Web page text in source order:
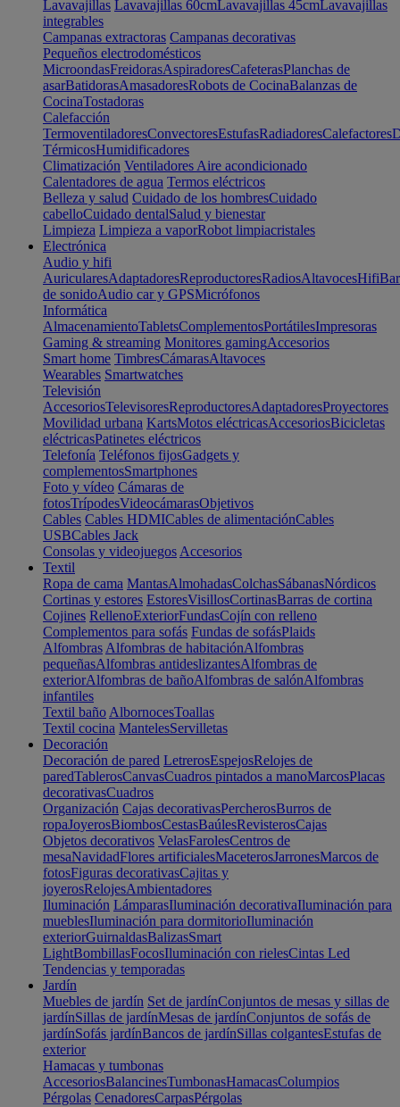
Lavavajillas Lavavajillas 60cmLavavajillas 45cmLavavajillas
integrables
Campanas extractoras Campanas decorativas
Pequeños electrodomésticos
MicroondasFreidorasAspiradoresCafeterasPlanchas de
asarBatidorasAmasadoresRobots de CocinaBalanzas de
CocinaTostadoras
Calefacción
TermoventiladoresConvectoresEstufasRadiadoresCalefactores
TérmicosHumidificadores
Climatización Ventiladores Aire acondicionado
Calentadores de agua Termos eléctricos
Belleza y salud Cuidado de los hombresCuidado
cabelloCuidado dentalSalud y bienestar
Limpieza Limpieza a vaporRobot limpiacristales
Electrónica
Audio y hifi
AuricularesAdaptadoresReproductoresRadiosAltavocesHifi
de sonidoAudio car y GPSMicrófonos
Informática
AlmacenamientoTabletsComplementosPortátilesImpresoras
Gaming & streaming Monitores gamingAccesorios
Smart home TimbresCámarasAltavoces
Wearables Smartwatches
Televisión
AccesoriosTelevisoresReproductoresAdaptadoresProyectores
Movilidad urbana KartsMotos eléctricasAccesoriosBicicletas
eléctricasPatinetes eléctricos
Telefonía Teléfonos fijosGadgets y
complementosSmartphones
Foto y vídeo Cámaras de
fotosTrípodesVideocámarasObjetivos
Cables Cables HDMICables de alimentaciónCables
USBCables Jack
Consolas y videojuegos Accesorios
Textil
Ropa de cama MantasAlmohadasColchasSábanasNórdicos
Cortinas y estores EstoresVisillosCortinasBarras de cortina
Cojines RellenoExteriorFundasCojín con relleno
Complementos para sofás Fundas de sofásPlaids
Alfombras Alfombras de habitaciónAlfombras
pequeñasAlfombras antideslizantesAlfombras de
exteriorAlfombras de bañoAlfombras de salónAlfombras
infantiles
Textil baño AlbornocesToallas
Textil cocina MantelesServilletas
Decoración
Decoración de pared LetrerosEspejosRelojes de
paredTablerosCanvasCuadros pintados a manoMarcosPlacas
decorativasCuadros
Organización Cajas decorativasPercherosBurros de
ropaJoyerosBiombosCestasBaúlesRevisterosCajas
Objetos decorativos VelasFarolesCentros de
mesaNavidadFlores artificialesMaceterosJarronesMarcos de
fotosFiguras decorativasCajitas y
joyerosRelojesAmbientadores
Iluminación LámparasIluminación decorativaIluminación para
mueblesIluminación para dormitorioIluminación
exteriorGuirnaldasBalizasSmart
LightBombillasFocosIluminación con rielesCintas Led
Tendencias y temporadas
Jardín
Muebles de jardín Set de jardínConjuntos de mesas y sillas de
jardínSillas de jardínMesas de jardínConjuntos de sofás de
jardínSofás jardínBancos de jardínSillas colgantesEstufas de
exterior
Hamacas y tumbonas
AccesoriosBalancinesTumbonasHamacasColumpios
Pérgolas CenadoresCarpasPérgolas